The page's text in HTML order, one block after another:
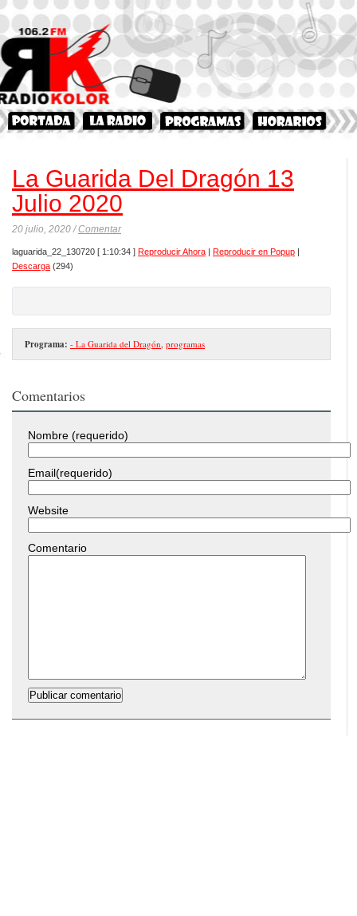
La Guarida Del Dragón 13
Julio 2020
20 julio, 2020 /Comentar
laguarida_22_130720 [ 1:10:34 ] Reproducir Ahora | Reproducir en Popup |
Descarga (294)
Programa: - La Guarida del Dragón, programas
Comentarios
Nombre (requerido)
Email(requerido)
Website
Comentario